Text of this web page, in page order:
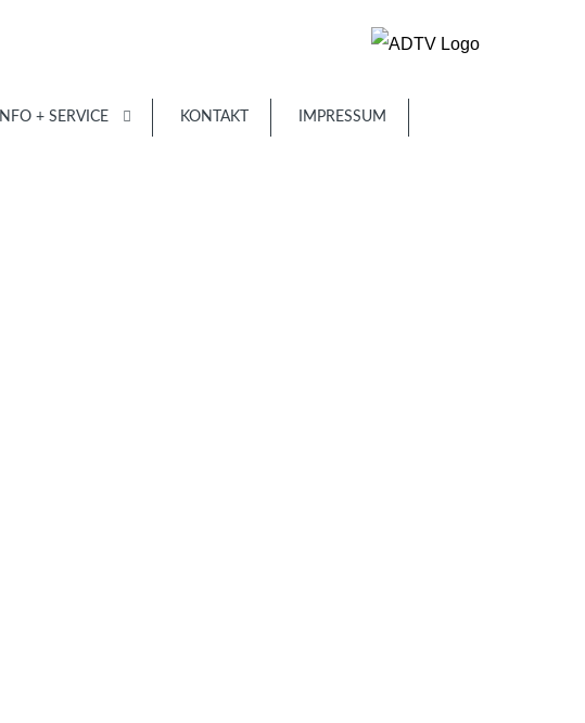
INFO + SERVICE KONTAKT IMPRESSUM